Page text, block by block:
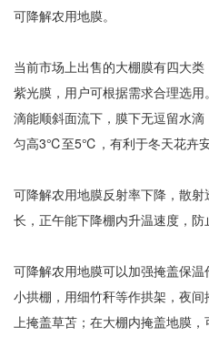
可降解农用地膜。
当前市场上出售的大棚膜有四大
紫光膜，用户可根据需求合理选
滴能顺斜面流下，膜下无逗留水
匀高3℃至5℃，有利于冬天花卉安
可降解农用地膜反射率下降，散
长，正午能下降棚内升温速度，防
可降解农用地膜可以加强掩盖保
小拱棚，用细竹秆等作拱架，夜
上掩盖草苫；在大棚内掩盖地膜